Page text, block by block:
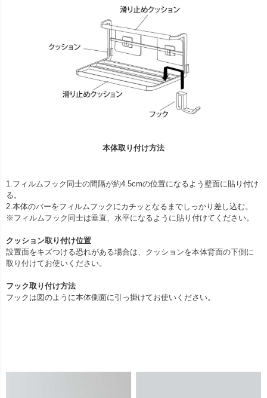
本体取り付け方法
1.フィルムフック同士の間隔が約4.5cmの位置になるよう壁面に貼り付け
る。
2.本体のバーをフィルムフックにカチッとなるまでしっかり差し込む。
※フィルムフック同士は垂直、水平になるように貼り付けてください。
クッション取り付け位置
設置面をキズつける恐れがある場合は、クッションを本体背面の下側に
取り付けてお使いください。
フック取り付け方法
フックは図のように本体側面に引っ掛けてお使いください。